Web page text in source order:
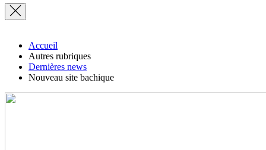
Accueil
Autres rubriques
Dernières news
Nouveau site bachique